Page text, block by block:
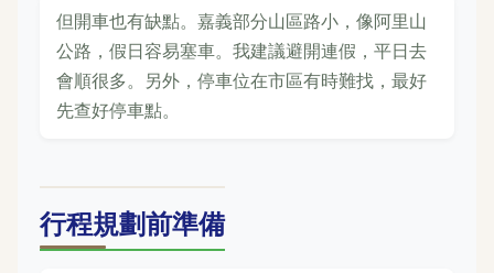
但開車也有缺點。嘉義部分山區路小，像阿里山
公路，假日容易塞車。我建議避開連假，平日去
會順很多。另外，停車位在市區有時難找，最好
先查好停車點。
行程規劃前準備